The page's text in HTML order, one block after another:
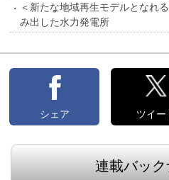
＜新たな地域再生モデルとなれ
み出した水力発電所
シェア ツイー
連載バッ